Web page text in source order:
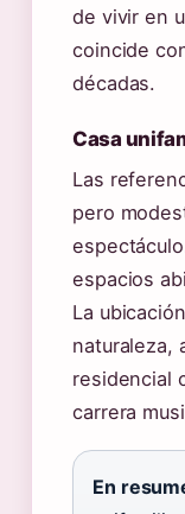
de vivir en
coincide
décadas.
Casa
Las
pero
espacios
La
naturaleza,
residencial
carrera
En